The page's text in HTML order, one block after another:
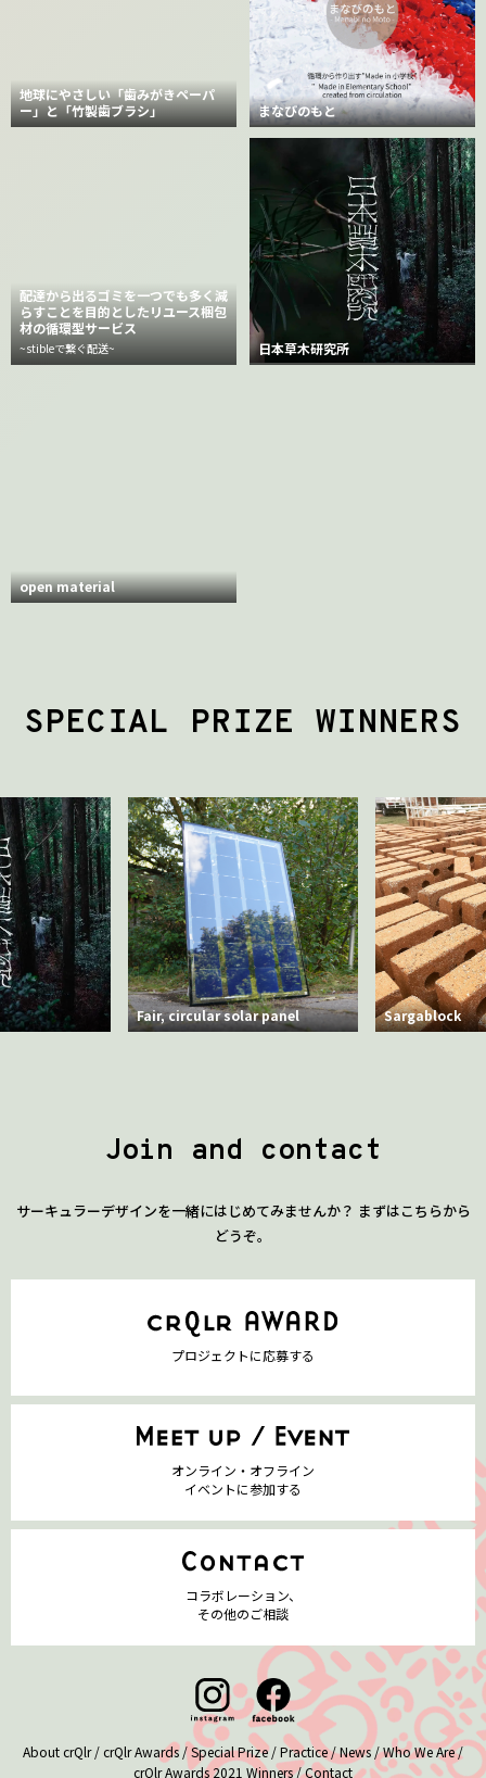
地球にやさしい「歯みがきペーパ
ー」と「竹製歯ブラシ」
まなびのもと
配達から出るゴミを一つでも多く減
らすことを目的としたリユース梱包
材の循環型サービス
~stibleで繋ぐ配送~ 日本草木研究所
open material
SPECIAL PRIZE WINNERS
Fair, circular solar panel Sargablock
Join and contact
サーキュラーデザインを一緒にはじめてみませんか？ まずはこちらから
どうぞ。
プロジェクトに応募する
オンライン・オフライン
イベントに参加する
コラボレーション、
その他のご相談
About crQlr/crQlr Awards/Special Prize/Practice/News/Who We Are/
crQlr Awards 2021 Winners/Contact